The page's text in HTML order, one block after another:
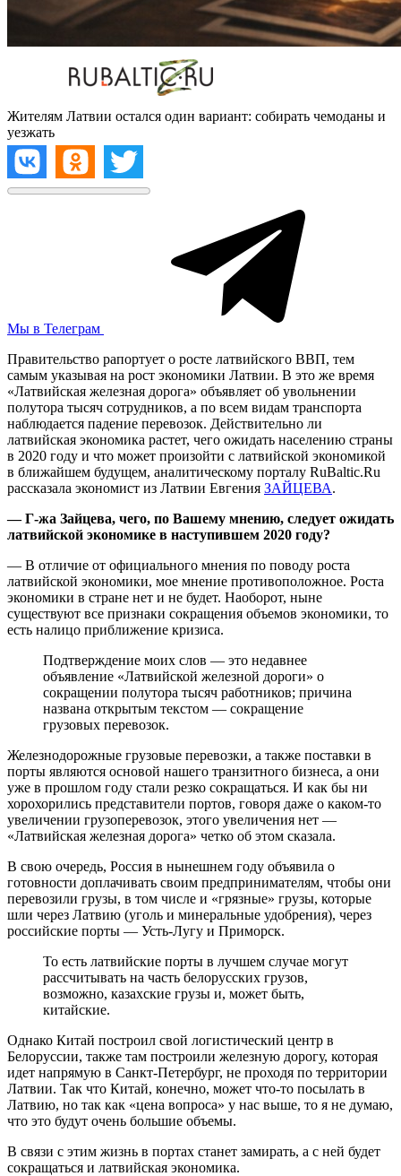
Жителям Латвии остался один вариант: собирать чемоданы и
уезжать
Мы в Телеграм
Правительство рапортует о росте латвийского ВВП, тем
самым указывая на рост экономики Латвии. В это же время
«Латвийская железная дорога» объявляет об увольнении
полутора тысяч сотрудников, а по всем видам транспорта
наблюдается падение перевозок. Действительно ли
латвийская экономика растет, чего ожидать населению страны
в 2020 году и что может произойти с латвийской экономикой
в ближайшем будущем, аналитическому порталу RuBaltic.Ru
рассказала экономист из Латвии Евгения ЗАЙЦЕВА.
— Г-жа Зайцева, чего, по Вашему мнению, следует ожидать
латвийской экономике в наступившем 2020 году?
— В отличие от официального мнения по поводу роста
латвийской экономики, мое мнение противоположное. Роста
экономики в стране нет и не будет. Наоборот, ныне
существуют все признаки сокращения объемов экономики, то
есть налицо приближение кризиса.
Подтверждение моих слов — это недавнее
объявление «Латвийской железной дороги» о
сокращении полутора тысяч работников; причина
названа открытым текстом — сокращение
грузовых перевозок.
Железнодорожные грузовые перевозки, а также поставки в
порты являются основой нашего транзитного бизнеса, а они
уже в прошлом году стали резко сокращаться. И как бы ни
хорохорились представители портов, говоря даже о каком-то
увеличении грузоперевозок, этого увеличения нет —
«Латвийская железная дорога» четко об этом сказала.
В свою очередь, Россия в нынешнем году объявила о
готовности доплачивать своим предпринимателям, чтобы они
перевозили грузы, в том числе и «грязные» грузы, которые
шли через Латвию (уголь и минеральные удобрения), через
российские порты — Усть-Лугу и Приморск.
То есть латвийские порты в лучшем случае могут
рассчитывать на часть белорусских грузов,
возможно, казахские грузы и, может быть,
китайские.
Однако Китай построил свой логистический центр в
Белоруссии, также там построили железную дорогу, которая
идет напрямую в Санкт-Петербург, не проходя по территории
Латвии. Так что Китай, конечно, может что-то посылать в
Латвию, но так как «цена вопроса» у нас выше, то я не думаю,
что это будут очень большие объемы.
В связи с этим жизнь в портах станет замирать, а с ней будет
сокращаться и латвийская экономика.